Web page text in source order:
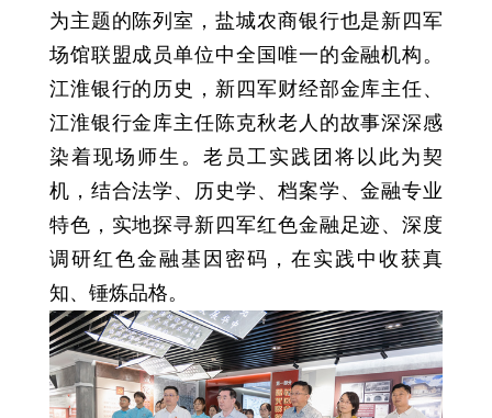
为主题的陈列室，盐城农商银行也是新四军
场馆联盟成员单位中全国唯一的金融机构。
江淮银行的历史，新四军财经部金库主任、
江淮银行金库主任陈克秋老人的故事深深感
染着现场师生。老员工实践团将以此为契
机，结合法学、历史学、档案学、金融专业
特色，实地探寻新四军红色金融足迹、深度
调研红色金融基因密码，在实践中收获真
知、锤炼品格。